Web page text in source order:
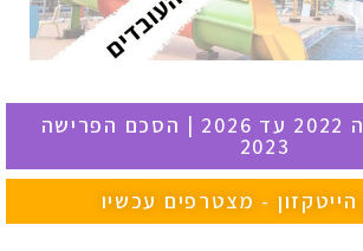
הסכם העבודה 2022 עד 2026 | הסכם הפרישה
2023
הייטקזון - מצטרפים עכשיו